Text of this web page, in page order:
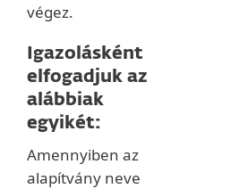
végez.
Igazolásként
elfogadjuk az
alábbiak
egyikét:
Amennyiben az
alapítvány neve